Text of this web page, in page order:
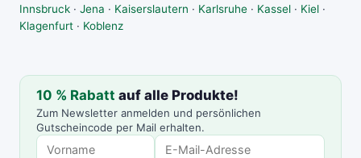
Innsbruck · Jena · Kaiserslautern · Karlsruhe · Kassel · Kiel ·
Klagenfurt · Koblenz
10 % Rabatt auf alle Produkte!
Zum Newsletter anmelden und persönlichen
Gutscheincode per Mail erhalten.